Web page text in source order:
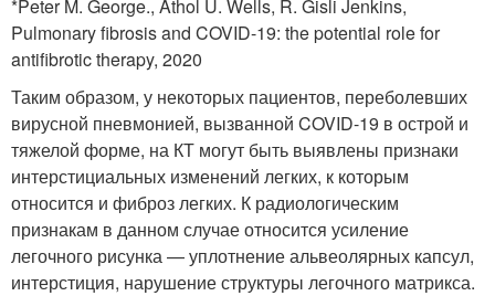
*Peter M. George., Athol U. Wells, R. Gisli Jenkins,
Pulmonary fibrosis and COVID-19: the potential role for
antifibrotic therapy, 2020
Таким образом, у некоторых пациентов, переболевших
вирусной пневмонией, вызванной COVID-19 в острой и
тяжелой форме, на КТ могут быть выявлены признаки
интерстициальных изменений легких, к которым
относится и фиброз легких. К радиологическим
признакам в данном случае относится усиление
легочного рисунка — уплотнение альвеолярных капсул,
интерстиция, нарушение структуры легочного матрикса.